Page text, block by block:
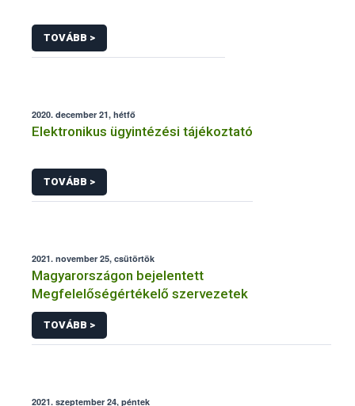
TOVÁBB >
2020. december 21, hétfő
Elektronikus ügyintézési tájékoztató
TOVÁBB >
2021. november 25, csütörtök
Magyarországon bejelentett
Megfelelőségértékelő szervezetek
TOVÁBB >
2021. szeptember 24, péntek